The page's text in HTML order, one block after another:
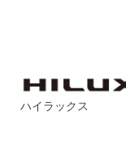
ハイラックス